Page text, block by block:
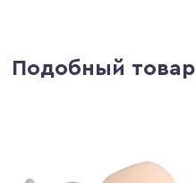
Подобный товар